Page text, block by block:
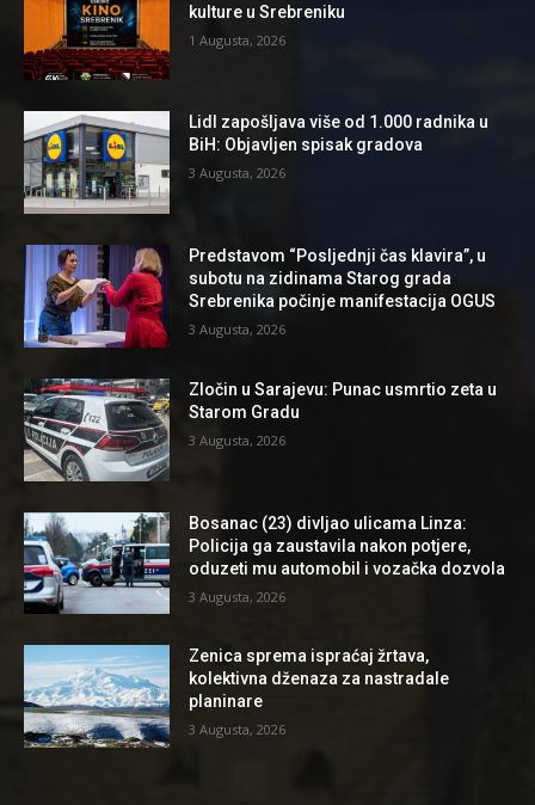
kulture u Srebreniku
1 Augusta, 2026
Lidl zapošljava više od 1.000 radnika u
BiH: Objavljen spisak gradova
3 Augusta, 2026
Predstavom “Posljednji čas klavira”, u
subotu na zidinama Starog grada
Srebrenika počinje manifestacija OGUS
3 Augusta, 2026
Zločin u Sarajevu: Punac usmrtio zeta u
Starom Gradu
3 Augusta, 2026
Bosanac (23) divljao ulicama Linza:
Policija ga zaustavila nakon potjere,
oduzeti mu automobil i vozačka dozvola
3 Augusta, 2026
Zenica sprema ispraćaj žrtava,
kolektivna dženaza za nastradale
planinare
3 Augusta, 2026